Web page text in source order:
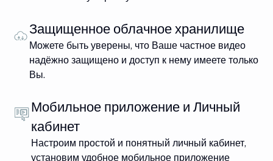
Защищенное облачное хранилище
Можете быть уверены, что Ваше частное видео
надёжно защищено и доступ к нему имеете только
Вы.
Мобильное приложение и Личный
кабинет
Настроим простой и понятный личный кабинет,
установим удобное мобильное приложение